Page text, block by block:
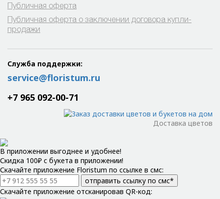
Публичная оферта
Публичная оферта о заключении договора купли-
продажи
Служба поддержки:
service@floristum.ru
+7 965 092-00-71
Доставка цветов
В приложении выгоднее и удобнее!
Скидка 100₽ с букета в приложении!
Скачайте приложение Floristum по ссылке в смс:
отправить ссылку по смс*
Скачайте приложение отсканировав QR-код: